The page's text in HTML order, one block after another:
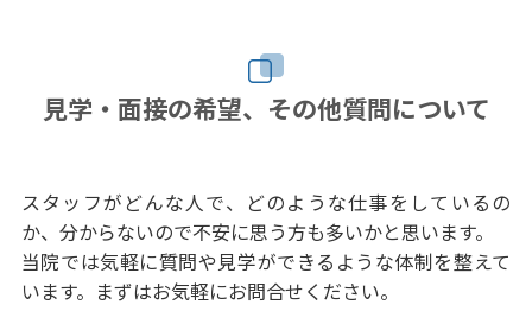
見学・面接の希望、その他質問について
スタッフがどんな人で、どのような仕事をしているの
か、分からないので不安に思う方も多いかと思います。
当院では気軽に質問や見学ができるような体制を整えて
います。まずはお気軽にお問合せください。